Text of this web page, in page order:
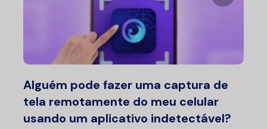
Alguém pode fazer uma captura de
tela remotamente do meu celular
usando um aplicativo indetectável?